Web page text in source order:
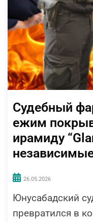
Судебный
ежим
ирамиду
26.05.2026
Юнусабадский
превратился в